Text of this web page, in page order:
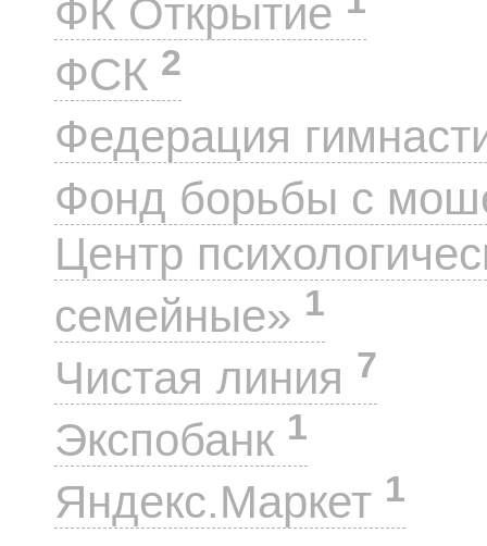
ФК Открытие
ФСК 2
Федерация
Фонд борьбы с
Центр
семейные» 1
Чистая линия 7
Экспобанк 1
Яндекс.Маркет 1